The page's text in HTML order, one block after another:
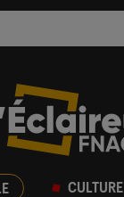
CULTURE